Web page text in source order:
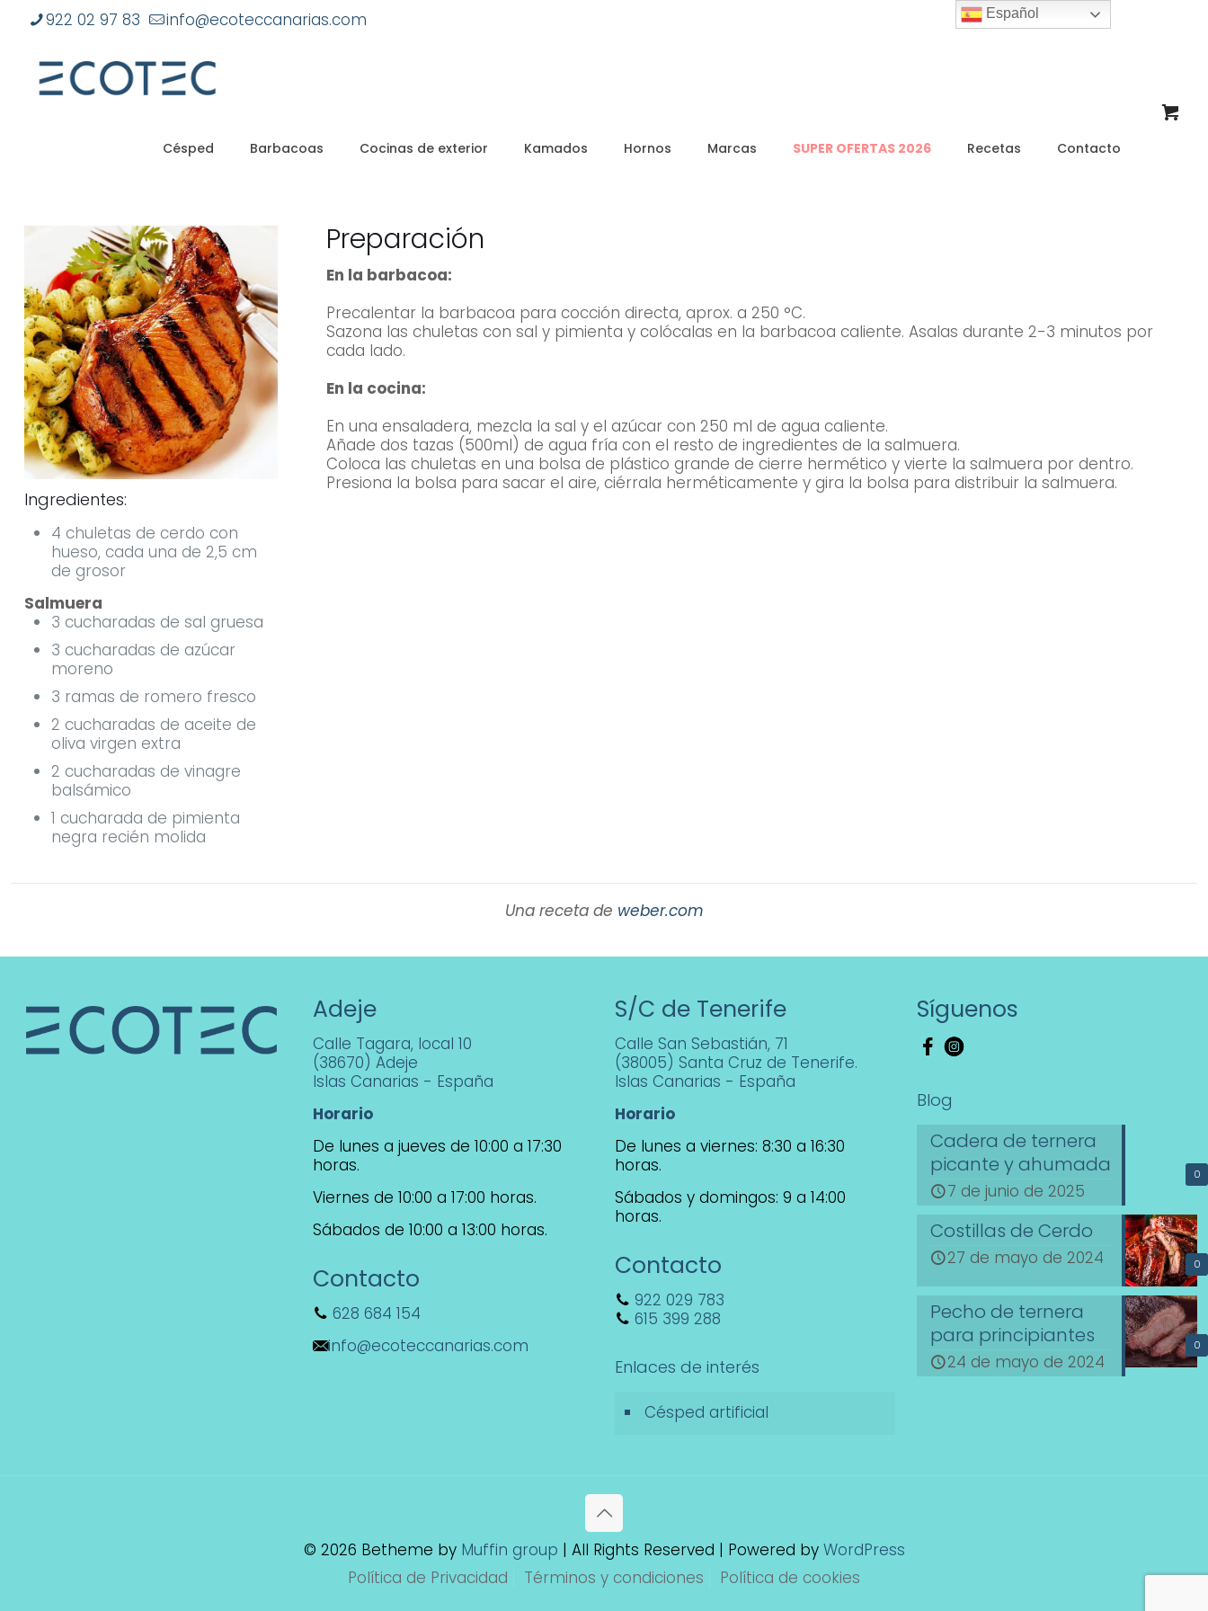
922 02 97 83 info@ecoteccanarias.com
Césped Barbacoas Cocinas de exterior Kamados Hornos Marcas SUPER OFERTAS 2026 Recetas Contacto
Ingredientes:
4 chuletas de cerdo con
hueso, cada una de 2,5 cm
de grosor
Salmuera
3 cucharadas de sal gruesa
3 cucharadas de azúcar
moreno
3 ramas de romero fresco
2 cucharadas de aceite de
oliva virgen extra
2 cucharadas de vinagre
balsámico
1 cucharada de pimienta
negra recién molida
Preparación
En la barbacoa:
Precalentar la barbacoa para cocción directa, aprox. a 250 °C.
Sazona las chuletas con sal y pimienta y colócalas en la barbacoa caliente. Asalas durante 2-3 minutos por
cada lado.
En la cocina:
En una ensaladera, mezcla la sal y el azúcar con 250 ml de agua caliente.
Añade dos tazas (500ml) de agua fría con el resto de ingredientes de la salmuera.
Coloca las chuletas en una bolsa de plástico grande de cierre hermético y vierte la salmuera por dentro.
Presiona la bolsa para sacar el aire, ciérrala herméticamente y gira la bolsa para distribuir la salmuera.
Una receta de weber.com
Adeje
Calle Tagara, local 10
(38670) Adeje
Islas Canarias - España
Horario
De lunes a jueves de 10:00 a 17:30
horas.
Viernes de 10:00 a 17:00 horas.
Sábados de 10:00 a 13:00 horas.
Contacto
628 684 154
info@ecoteccanarias.com
S/C de Tenerife
Calle San Sebastián, 71
(38005) Santa Cruz de Tenerife.
Islas Canarias - España
Horario
De lunes a viernes: 8:30 a 16:30
horas.
Sábados y domingos: 9 a 14:00
horas.
Contacto
922 029 783
615 399 288
Enlaces de interés
Césped artificial
Síguenos
Blog
0
Cadera de ternera
picante y ahumada
7 de junio de 2025
0
Costillas de Cerdo
27 de mayo de 2024
0
Pecho de ternera
para principiantes
24 de mayo de 2024
© 2026 Betheme by Muffin group | All Rights Reserved | Powered by WordPress
Política de Privacidad
Términos y condiciones Política de cookies
Español